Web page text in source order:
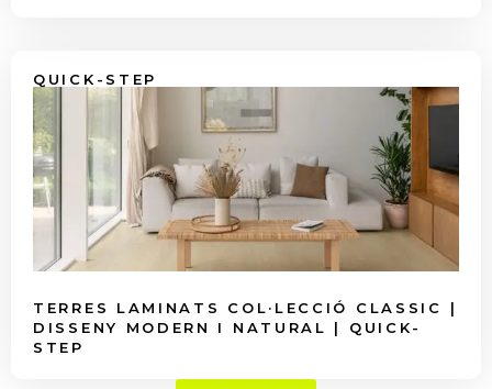
QUICK-STEP
TERRES LAMINATS COL·LECCIÓ CLASSIC |
DISSENY MODERN I NATURAL | QUICK-
STEP